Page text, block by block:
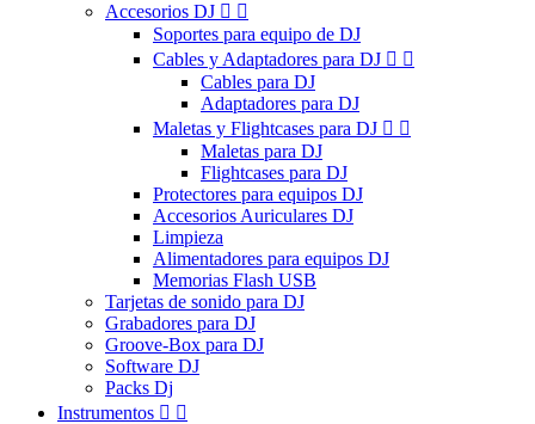
Accesorios DJ  
Soportes para equipo de DJ
Cables y Adaptadores para DJ  
Cables para DJ
Adaptadores para DJ
Maletas y Flightcases para DJ  
Maletas para DJ
Flightcases para DJ
Protectores para equipos DJ
Accesorios Auriculares DJ
Limpieza
Alimentadores para equipos DJ
Memorias Flash USB
Tarjetas de sonido para DJ
Grabadores para DJ
Groove-Box para DJ
Software DJ
Packs Dj
Instrumentos  